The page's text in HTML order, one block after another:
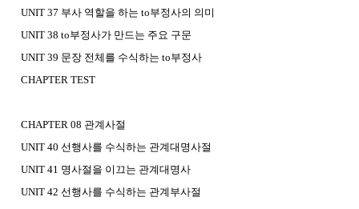
UNIT 37 부사 역할을 하는 to부정사의 의미
UNIT 38 to부정사가 만드는 주요 구문
UNIT 39 문장 전체를 수식하는 to부정사
CHAPTER TEST
CHAPTER 08 관계사절
UNIT 40 선행사를 수식하는 관계대명사절
UNIT 41 명사절을 이끄는 관계대명사
UNIT 42 선행사를 수식하는 관계부사절